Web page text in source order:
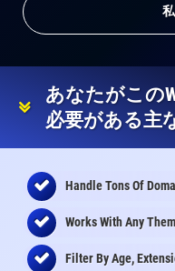
あなたがこの
必要がある主
Handle Tons Of
Works With Any
Filter By Age,